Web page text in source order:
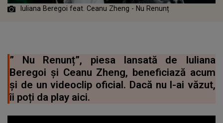
Iuliana Beregoi feat. Ceanu Zheng - Nu Renunț
” Nu Renunț”, piesa lansată de Iuliana
Beregoi și Ceanu Zheng, beneficiază acum
și de un videoclip oficial. Dacă nu l-ai văzut,
îi poți da play aici.